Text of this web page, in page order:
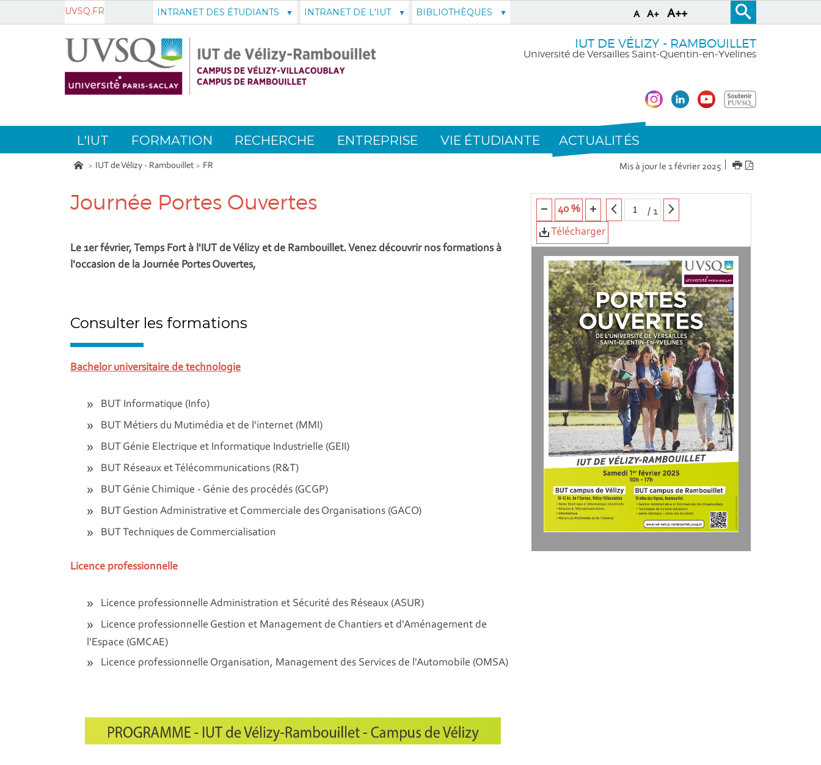
A A+ A++
UVSQ.FR
IUT DE VÉLIZY - RAMBOUILLET
Université de Versailles Saint-Quentin-en-Yvelines
L'IUT FORMATION RECHERCHE ENTREPRISE VIE ÉTUDIANTE ACTUALITÉS
IUT de Vélizy - Rambouillet FR Mis à jour le 1 février 2025 IMPRIMER
Journée Portes Ouvertes
Le 1er février, Temps Fort à l'IUT de Vélizy et de Rambouillet. Venez découvrir nos formations à
l'occasion de la Journée Portes Ouvertes,
Consulter les formations
Bachelor universitaire de technologie
BUT Informatique (Info)
BUT Métiers du Mutimédia et de l'internet (MMI)
BUT Génie Electrique et Informatique Industrielle (GEII)
BUT Réseaux et Télécommunications (R&T)
BUT Génie Chimique - Génie des procédés (GCGP)
BUT Gestion Administrative et Commerciale des Organisations (GACO)
BUT Techniques de Commercialisation
Licence professionnelle
Licence professionnelle Administration et Sécurité des Réseaux (ASUR)
Licence professionnelle Gestion et Management de Chantiers et d'Aménagement de
l'Espace (GMCAE)
Licence professionnelle Organisation, Management des Services de l'Automobile (OMSA)
40 % / 1
Télécharger
INTRANET DES ÉTUDIANTS INTRANET DE L'IUT BIBLIOTHÈQUES